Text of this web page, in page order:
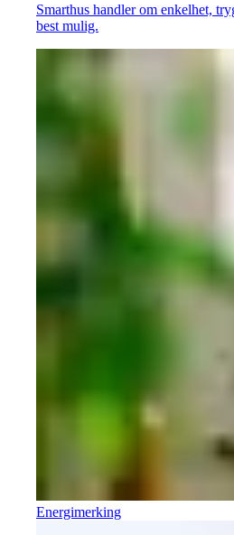
Smarthus handler om enkelhet,
best mulig.
Energimerking